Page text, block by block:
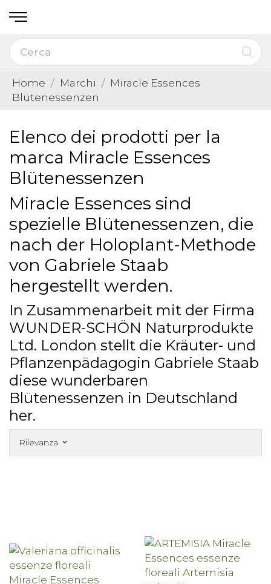
Home Marchi
Miracle Essences
Blütenessenzen
Elenco dei prodotti per la
marca Miracle Essences
Blütenessenzen
Miracle Essences sind
spezielle Blütenessenzen, die
nach der Holoplant-Methode
von Gabriele Staab
hergestellt werden.
In Zusammenarbeit mit der Firma
WUNDER-SCHÖN Naturprodukte
Ltd. London stellt die Kräuter- und
Pflanzenpädagogin Gabriele Staab
diese wunderbaren
Blütenessenzen in Deutschland
her.
Rilevanza keyboard_arrow_down